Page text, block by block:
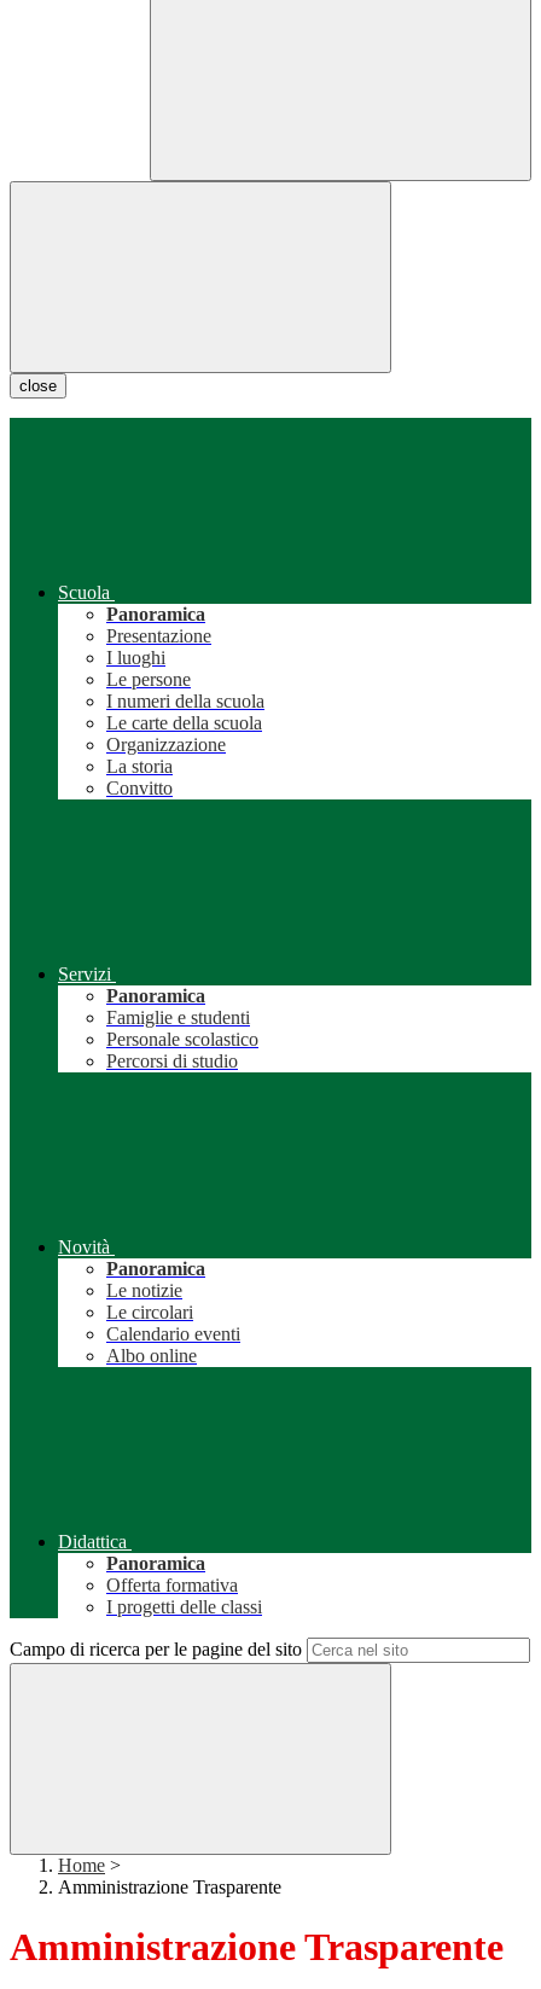
close
Scuola
Panoramica
Presentazione
I luoghi
Le persone
I numeri della scuola
Le carte della scuola
Organizzazione
La storia
Convitto
Servizi
Panoramica
Famiglie e studenti
Personale scolastico
Percorsi di studio
Novità
Panoramica
Le notizie
Le circolari
Calendario eventi
Albo online
Didattica
Panoramica
Offerta formativa
I progetti delle classi
Campo di ricerca per le pagine del sito
Home >
Amministrazione Trasparente
Amministrazione Trasparente